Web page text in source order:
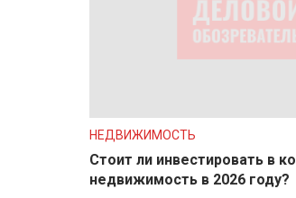
НЕДВИЖИМОСТЬ
Стоит ли инвестировать в
недвижимость в 2026 году?